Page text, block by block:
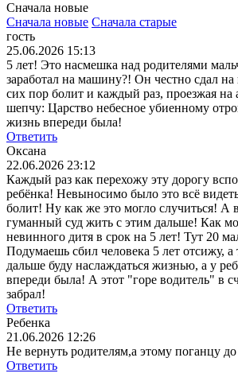
Сначала новые
Сначала новые Сначала старые
гость
25.06.2026 15:13
5 лет! Это насмешка над родителями
заработал на машину?! Он честно сдал на
сих пор болит и каждый раз, проезжая на
шепчу: Царство небесное убиенному
жизнь впереди была!
Ответить
Оксана
22.06.2026 23:12
Каждый раз как перехожу эту дорогу
ребёнка! Невыносимо было это всё
болит! Ну как же это могло случиться! А
гуманный суд жить с этим дальше! Как
невинного дитя в срок на 5 лет! Тут 20
Подумаешь сбил человека 5 лет отсижу,
дальше буду наслаждаться жизнью, а у
впереди была! А этот "горе водитель" в
забрал!
Ответить
Ребенка
21.06.2026 12:26
Не вернуть родителям,а этому поганцу до
Ответить